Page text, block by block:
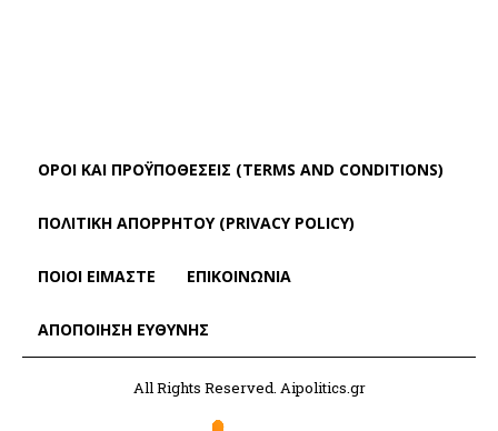
ΌΡΟΙ ΚΑΙ ΠΡΟΫΠΟΘΈΣΕΙΣ (TERMS AND CONDITIONS)
ΠΟΛΙΤΙΚΗ ΑΠΟΡΡΗΤΟΥ (PRIVACY POLICY)
ΠΟΙΟΙ ΕΙΜΑΣΤΕ ΕΠΙΚΟΙΝΩΝΙΑ
ΑΠΟΠΟΊΗΣΗ ΕΥΘΎΝΗΣ
All Rights Reserved. Aipolitics.gr